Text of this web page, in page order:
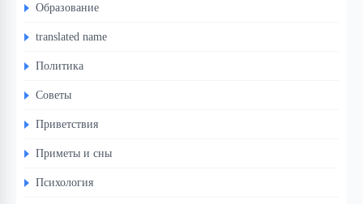
Образование
translated name
Политика
Советы
Приветствия
Приметы и сны
Психология